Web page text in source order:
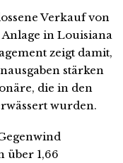
Verkauf von
in Louisiana
zeigt damit,
stärken
die in den
wurden.
über 1,66